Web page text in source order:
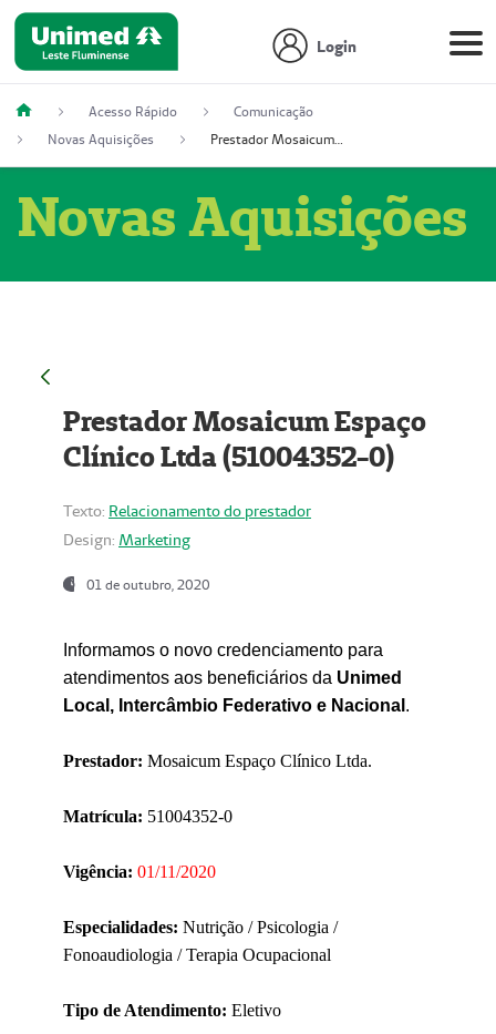
Login
Acesso Rápido
Comunicação
Novas Aquisições
Prestador Mosaicum Espaço Clínico Ltda (51004352-0)
Novas Aquisições
Prestador Mosaicum Espaço
Clínico Ltda (51004352-0)
Texto: Relacionamento do prestador
Design: Marketing
01 de outubro, 2020
Informamos o novo credenciamento para
atendimentos aos beneficiários da Unimed
Local, Intercâmbio Federativo e Nacional .
Prestador: Mosaicum Espaço Clínico Ltda.
Matrícula: 51004352-0
Vigência: 01/11/2020
Especialidades: Nutrição / Psicologia /
Fonoaudiologia / Terapia Ocupacional
Tipo de Atendimento: Eletivo